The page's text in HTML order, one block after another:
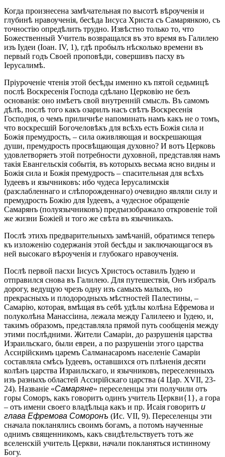
Когда произнесена замѣчательная по высотѣ вѣроученія и
глубинѣ нравоученія, бесѣда Iисуса Христа съ Самарянкою, съ
точностію опредѣлить трудно. Извѣстно только то, что
Божественный Учитель возвращался въ это время въ Галилею
изъ Іудеи (Іоан. IV, 1), гдѣ пробылъ нѣсколько времени въ
первый годъ Своей проповѣди, совершивъ пасху въ
Іерусалимѣ.
Пріуроченіе чтенія этой бесѣды именно къ пятой седьмицѣ
послѣ Воскресенія Господа сдѣлано Церковію не безъ
основанія: оно имѣетъ свой внутренній смыслъ. Въ самомъ
дѣлѣ, послѣ того какъ озарилъ насъ свѣтъ Воскресенія
Господня, о чемъ приличнѣе напоминать намъ какъ не о томъ,
что воскресшій Богочеловѣкъ для всѣхъ есть Божія сила и
Божія премудрость, – сила оживляющая и воскрешающая
души, премудрость просвѣщающая духовно? И вотъ Церковь
удовлетворяетъ этой потребности духовной, представляя намъ
такія Евангельскія событія, въ которыхъ весьма ясно видны и
Божія сила и Божія премудрость – спасительная для всѣхъ
Іудеевъ и язычниковъ: ибо чудеса Іерусалимскія
(разслабленнаго и слѣпорожденнаго) очевидно являли силу и
премудрость Божію для Іудеевъ, а чудесное обращеніе
Самарянъ (полуязычниковъ) предъизображало откровеніе той
же жизни Божіей и того же свѣта въ язычникахъ.
Послѣ этихъ предварительныхъ замѣчаній, обратимся теперь
къ изложенію содержанія этой бесѣды и заключающагося въ
ней высокаго вѣроученія и глубокаго нравоученія.
Послѣ первой пасхи Іисусъ Христосъ оставилъ Іудею и
отправился снова въ Галилею. Для путешествія, Онъ избралъ
дорогу, ведущую чрезъ одну изъ самыхъ малыхъ, но
прекрасныхъ и плодородныхъ мѣстностей Палестины, –
Самарію, которая, вмѣщая въ себѣ удѣлы колѣна Ефремова и
полуколѣна Манассіина, лежала между Галилеею и Іудею, и,
такимъ образомъ, представляла прямой путь сообщенія между
этими послѣдними. Жители Самаріи, до разрушенія царства
Израильскаго, были евреи, а по разрушеніи этого царства
Ассирійскимъ царемъ Салманасаромъ населеніе Самаріи
составляла смѣсь Іудеевъ, оставшихся отъ плѣненія десяти
колѣнъ царства Израильскаго, и язычниковъ, переселенныхъ
изъ разныхъ областей Ассирійскаго царства (4 Цар. XVII, 23-
24). Названіе «Самаряне» переселенцы эти получили отъ
горы Соморъ, какъ говоритъ одинъ учитель Церкви{1}, а гора
– отъ имени своего владѣльца какъ и пр. Исаія говоритъ и
глава Ефремова Соморонъ (Ис. VII, 9). Переселенцы эти
сначала покланялись своимъ богамъ, а потомъ наученные
однимъ священникомъ, какъ свидѣтельствуетъ тотъ же
вселенскій учитель Церкви, начали покланяться истинному
Богу.